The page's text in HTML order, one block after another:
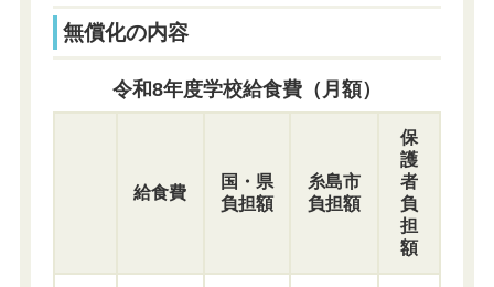
無償化の内容
令和8年度学校給食費（月額）
給食費
国・県
負担額
糸島市
負担額
保
護
者
負
担
額